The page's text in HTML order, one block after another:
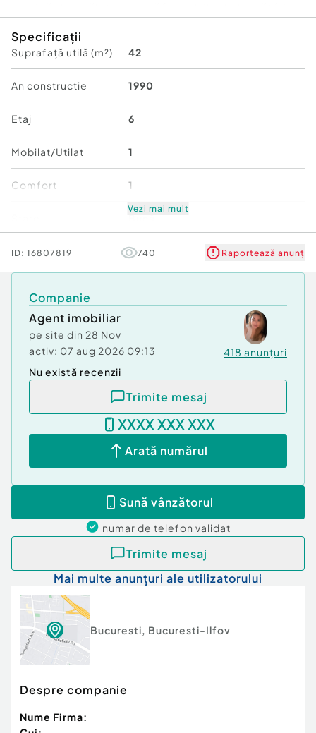
persoane, canapeaua extensibila pentru
sufragerie, TV Samsung Metrou Timpuri Noi la 10
min mers pe jos Mall Vitan la 8 min mers pe jos.
Contract înregistrat la ANAF, garanție 1 lună.
Confort:
Tip imobil:Bloc de apartamente
Comision cumpărător:
Specificații
Suprafață utilă (m²) 42
An constructie 1990
Etaj 6
Mobilat/Utilat 1
Comfort 1
Vezi mai mult
ID: 16807819 740 Raportează anunț
Companie
Agent imobiliar
pe site din 28 Nov
activ: 07 aug 2026 09:13 418 anunțuri
Nu există recenzii
Trimite mesaj
XXXX XXX XXX
Arată numărul
Sună vânzătorul
numar de telefon validat
Trimite mesaj
Mai multe anunțuri ale utilizatorului
Bucuresti, Bucuresti-Ilfov
Despre companie
Nume Firma: